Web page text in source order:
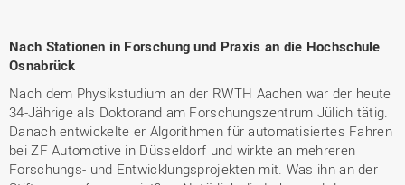
Nach Stationen in Forschung und Praxis an die Hochschule
Osnabrück
Nach dem Physikstudium an der RWTH Aachen war der heute
34-Jährige als Doktorand am Forschungszentrum Jülich tätig.
Danach entwickelte er Algorithmen für automatisiertes Fahren
bei ZF Automotive in Düsseldorf und wirkte an mehreren
Forschungs- und Entwicklungsprojekten mit. Was ihn an der